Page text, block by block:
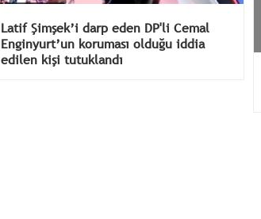
Latif Şimşek’i darp eden DP'li Cemal
Enginyurt’un koruması olduğu iddia
edilen kişi tutuklandı